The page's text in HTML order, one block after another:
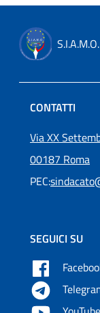
CONTATTI
Via XX
00187 Roma
PEC:
SEGUICI SU